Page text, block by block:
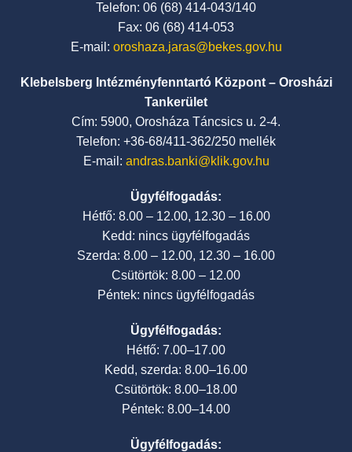
Telefon: 06 (68) 414-043/140
Fax: 06 (68) 414-053
E-mail: oroshaza.jaras@bekes.gov.hu
Klebelsberg Intézményfenntartó Központ – Orosházi
Tankerület
Cím: 5900, Orosháza Táncsics u. 2-4.
Telefon: +36-68/411-362/250 mellék
E-mail: andras.banki@klik.gov.hu
Ügyfélfogadás:
Hétfő: 8.00 – 12.00, 12.30 – 16.00
Kedd: nincs ügyfélfogadás
Szerda: 8.00 – 12.00, 12.30 – 16.00
Csütörtök: 8.00 – 12.00
Péntek: nincs ügyfélfogadás
Ügyfélfogadás:
Hétfő: 7.00–17.00
Kedd, szerda: 8.00–16.00
Csütörtök: 8.00–18.00
Péntek: 8.00–14.00
Ügyfélfogadás: